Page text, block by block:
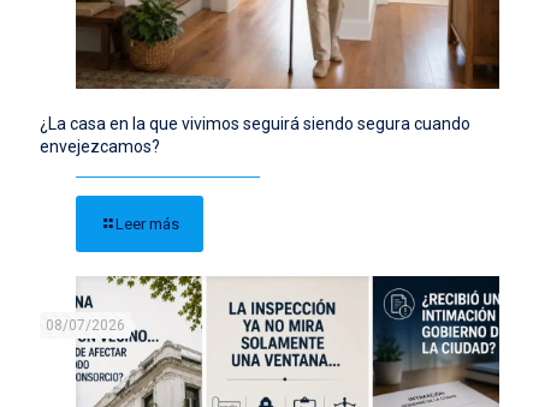
¿La casa en la que vivimos seguirá siendo segura cuando
envejezcamos?
Leer más
08/07/2026